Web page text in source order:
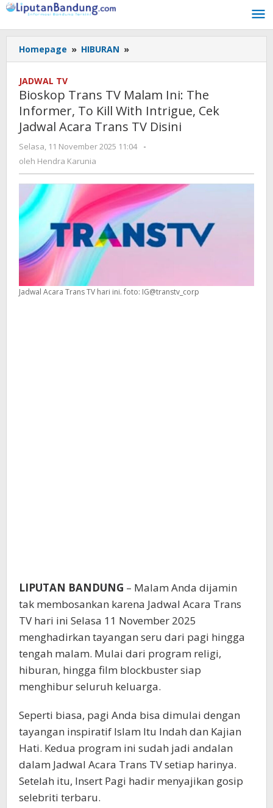
Lewati
konten
Homepage » HIBURAN »
Trans
Malam
Ini:
The
Informer,
Kill
Intrigue,
Cek
Jadwal
Acara
Trans
TV
JADWAL TV
Bioskop Trans TV Malam Ini: The
Informer, To Kill With Intrigue, Cek
Jadwal Acara Trans TV Disini
Selasa, 11 November 2025 11:04
oleh
-
oleh Hendra Karunia
Jadwal Acara Trans TV hari ini. foto: IG@transtv_corp
LIPUTAN BANDUNG – Malam Anda dijamin
tak membosankan karena Jadwal Acara Trans
TV hari ini Selasa 11 November 2025
menghadirkan tayangan seru dari pagi hingga
tengah malam. Mulai dari program religi,
hiburan, hingga film blockbuster siap
menghibur seluruh keluarga.
Seperti biasa, pagi Anda bisa dimulai dengan
tayangan inspiratif Islam Itu Indah dan Kajian
Hati. Kedua program ini sudah jadi andalan
dalam Jadwal Acara Trans TV setiap harinya.
Setelah itu, Insert Pagi hadir menyajikan gosip
selebriti terbaru.